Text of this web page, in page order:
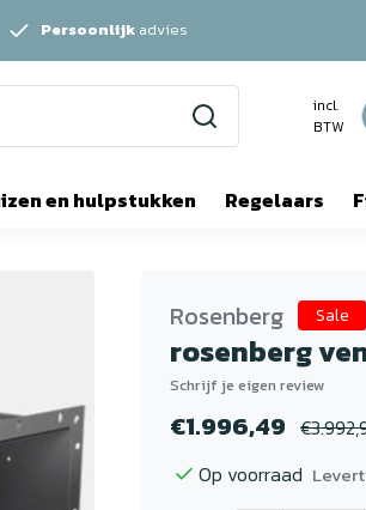
Persoonlijk advies
incl.
BTW
en hulpstukken Regelaars
Rosenberg Sale
rosenberg
Schrijf je eigen review
€1.996,49
Op voorraad